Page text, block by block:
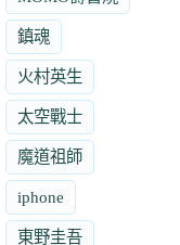
鎮魂
火村英生
太空戰士
魔道祖師
iphone
東野圭吾